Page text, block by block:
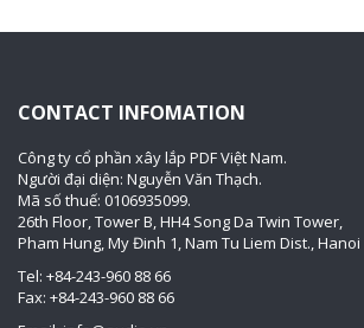
CONTACT INFOMATION
Công ty cổ phần xây lắp PDF Việt Nam.
Người đại diện: Nguyễn Văn Thạch.
Mã số thuế: 0106935099.
26th Floor, Tower B, HH4 Song Da Twin Tower,
Pham Hung, My Đinh 1, Nam Tu Liem Dist., Hanoi
Tel: +84-243-960 88 66
Fax: +84-243-960 88 66